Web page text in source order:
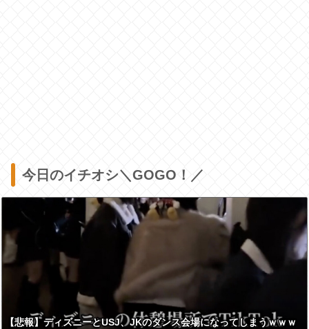
今日のイチオシ＼GOGO！／
【悲報】ディズニーとUSJ、JKのダンス会場になってしまうｗｗｗ